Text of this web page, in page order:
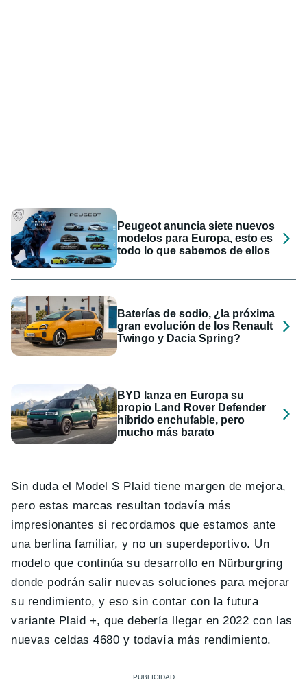
Peugeot anuncia siete nuevos
modelos para Europa, esto es
todo lo que sabemos de ellos
Baterías de sodio, ¿la próxima
gran evolución de los Renault
Twingo y Dacia Spring?
BYD lanza en Europa su
propio Land Rover Defender
híbrido enchufable, pero
mucho más barato
Sin duda el Model S Plaid tiene margen de mejora,
pero estas marcas resultan todavía más
impresionantes si recordamos que estamos ante
una berlina familiar, y no un superdeportivo. Un
modelo que continúa su desarrollo en Nürburgring
donde podrán salir nuevas soluciones para mejorar
su rendimiento, y eso sin contar con la futura
variante Plaid +, que debería llegar en 2022 con las
nuevas celdas 4680 y todavía más rendimiento.